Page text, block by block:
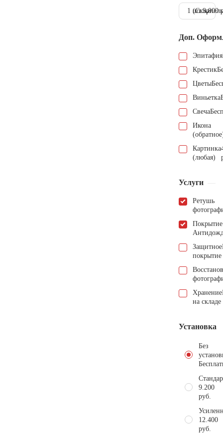
1 шт.9.000
Доп.
Эпитафия
Крестик
Цветы
Виньетка
Свеча
Икона
Картинка
(любая)
Услуги
Ретушь
Покрытие
Защитное
покрытие
Хранение
на складе
Установка
Без
9.200
руб.
12.400
руб.